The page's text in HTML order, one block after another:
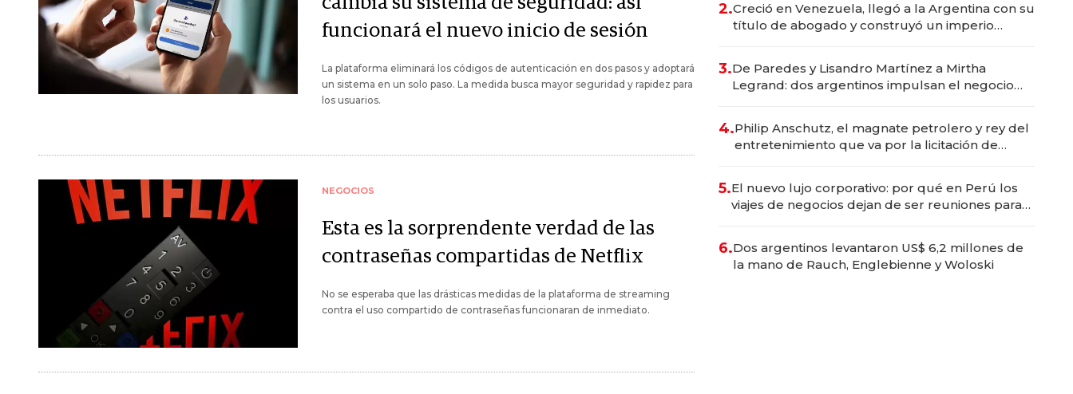
funcionará el nuevo inicio de sesión
La plataforma eliminará los códigos de autenticación en dos pasos y adoptará
un sistema en un solo paso. La medida busca mayor seguridad y rapidez para
los usuarios.
NEGOCIOS
Esta es la sorprendente verdad de las
contraseñas compartidas de Netflix
No se esperaba que las drásticas medidas de la plataforma de streaming
contra el uso compartido de contraseñas funcionaran de inmediato.
2.Creció en Venezuela, llegó a la Argentina con su
título de abogado y construyó un imperio
3.De Paredes y Lisandro Martínez a Mirtha
Legrand: dos argentinos impulsan el negocio
4.Philip Anschutz, el magnate petrolero y rey del
entretenimiento que va por la licitación de
5.El nuevo lujo corporativo: por qué en Perú los
viajes de negocios dejan de ser reuniones para
6.Dos argentinos levantaron US$ 6,2 millones de
la mano de Rauch, Englebienne y Woloski